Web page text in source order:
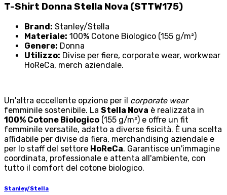
T-Shirt Donna Stella Nova (STTW175)
Brand: Stanley/Stella
Materiale: 100% Cotone Biologico (155 g/m²)
Genere: Donna
Utilizzo: Divise per fiere, corporate wear, workwear
HoReCa, merch aziendale.
Un'altra eccellente opzione per il corporate wear
femminile sostenibile. La Stella Nova è realizzata in
100% Cotone Biologico (155 g/m²) e offre un fit
femminile versatile, adatto a diverse fisicità. È una scelta
affidabile per divise da fiera, merchandising aziendale e
per lo staff del settore HoReCa. Garantisce un'immagine
coordinata, professionale e attenta all'ambiente, con
tutto il comfort del cotone biologico.
Stanley/Stella